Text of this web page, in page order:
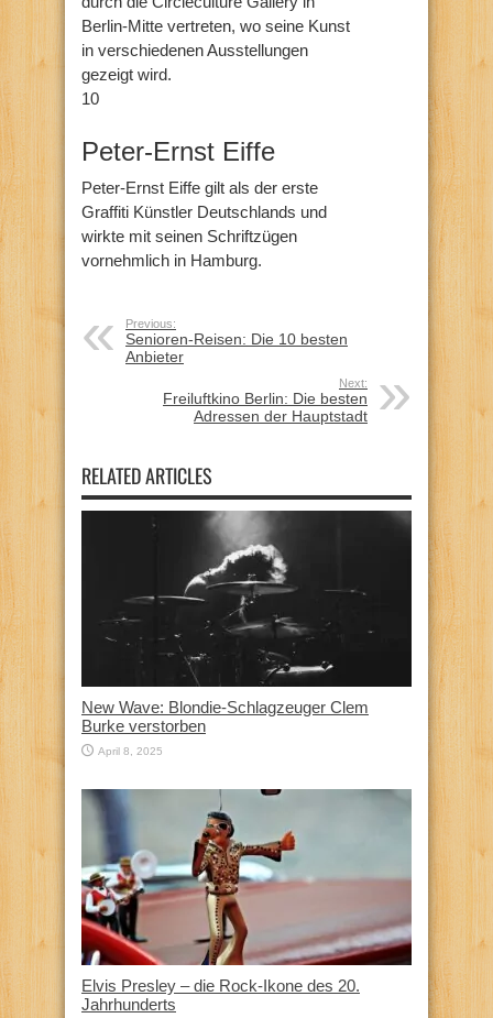
Berlin-Mitte vertreten, wo seine Kunst
in verschiedenen Ausstellungen
gezeigt wird.
10
Peter-Ernst Eiffe
Peter-Ernst Eiffe gilt als der erste
Graffiti Künstler Deutschlands und
wirkte mit seinen Schriftzügen
vornehmlich in Hamburg.
Previous:
Senioren-Reisen: Die 10 besten
Anbieter
Next:
Freiluftkino Berlin: Die besten
Adressen der Hauptstadt
RELATED ARTICLES
New Wave: Blondie-Schlagzeuger Clem
Burke verstorben
April 8, 2025
Elvis Presley – die Rock-Ikone des 20.
Jahrhunderts